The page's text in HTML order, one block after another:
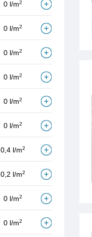
0 l/m2
0 l/m2
0 l/m2
0 l/m2
0 l/m2
0 l/m2
0,4 l/m2
0,2 l/m2
0 l/m2
0 l/m2